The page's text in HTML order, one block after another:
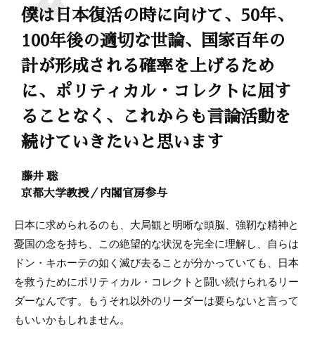
僕は日本復活の時に向けて、50年、
100年後の適切な世論、国家百年の
計が形成される確率を上げるため
に、ポリティカル・コレクトに屈す
ることなく、これからも言論活動を
続けていきたいと思います
藤井 聡
京都大学教授／内閣官房参与
日本に求められるのも、大局観と明晰な頭脳、強靭な精神と
憂国の念を持ち、この絶望的な状況を完全に理解し、自らは
ドン・キホーテの如く滅び去ることが分かっていても、日本
を救うためにポリティカル・コレクトと闘い続けられるリー
ダーなんです。もうそれ以外のリーダーは要らないと言って
もいいかもしれません。